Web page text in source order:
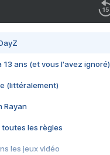
13 ans (et vous l'avez ignoré)
(littéralement)
Rayan
toutes les règles
les jeux vidéo